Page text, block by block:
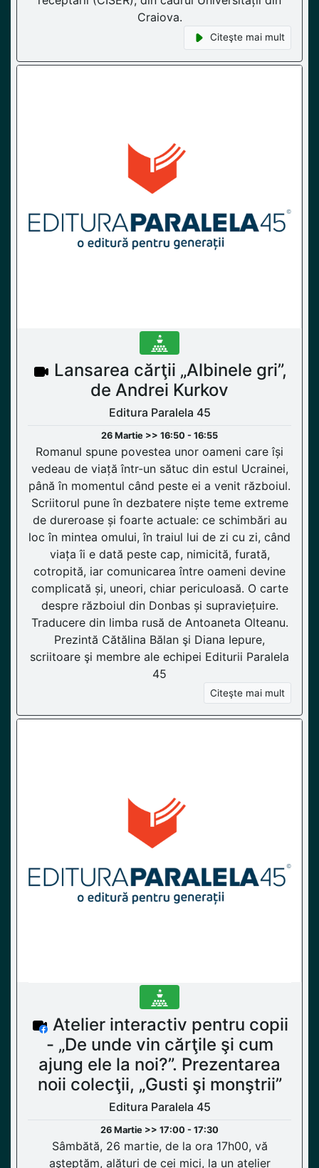
Craiova.
Citeşte mai mult
Lansarea cărţii „Albinele gri”,
de Andrei Kurkov
Editura Paralela 45
26 Martie >> 16:50 - 16:55
Romanul spune povestea unor oameni care își
vedeau de viață într-un sătuc din estul Ucrainei,
până în momentul când peste ei a venit războiul.
Scriitorul pune în dezbatere niște teme extreme
de dureroase și foarte actuale: ce schimbări au
loc în mintea omului, în traiul lui de zi cu zi, când
viața îi e dată peste cap, nimicită, furată,
cotropită, iar comunicarea între oameni devine
complicată și, uneori, chiar periculoasă. O carte
despre războiul din Donbas și supraviețuire.
Traducere din limba rusă de Antoaneta Olteanu.
Prezintă Cătălina Bălan şi Diana Iepure,
scriitoare şi membre ale echipei Editurii Paralela
45
Citeşte mai mult
Atelier interactiv pentru copii
- „De unde vin cărţile şi cum
ajung ele la noi?”. Prezentarea
noii colecţii, „Gusti şi monştrii”
Editura Paralela 45
26 Martie >> 17:00 - 17:30
Sâmbătă, 26 martie, de la ora 17h00, vă
aşteptăm, alături de cei mici, la un atelier